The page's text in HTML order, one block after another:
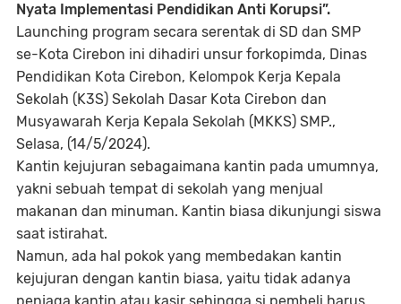
Nyata Implementasi Pendidikan Anti Korupsi”.
Launching program secara serentak di SD dan SMP
se-Kota Cirebon ini dihadiri unsur forkopimda, Dinas
Pendidikan Kota Cirebon, Kelompok Kerja Kepala
Sekolah (K3S) Sekolah Dasar Kota Cirebon dan
Musyawarah Kerja Kepala Sekolah (MKKS) SMP.,
Selasa, (14/5/2024).
Kantin kejujuran sebagaimana kantin pada umumnya,
yakni sebuah tempat di sekolah yang menjual
makanan dan minuman. Kantin biasa dikunjungi siswa
saat istirahat.
Namun, ada hal pokok yang membedakan kantin
kejujuran dengan kantin biasa, yaitu tidak adanya